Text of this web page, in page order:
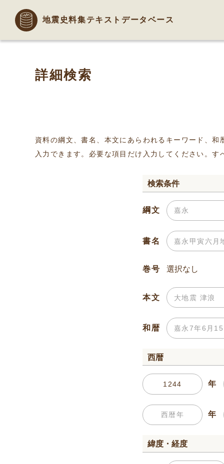
地震史料集テキストデータベース
詳細検索
資料の綱文、書名、本文にあらわれるキーワード、
入力できます。必要な項目だけ入力してください。
検索条件
綱文
書名
巻号
本文
和暦
西暦
年
年
緯度・経度